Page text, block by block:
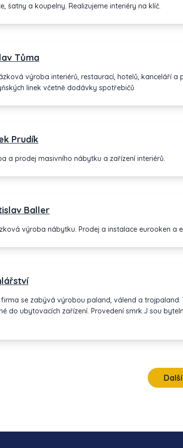
šatny a koupelny. Realizujeme interiéry na klíč.
Tůma
výroba interiérů, restaurací, hotelů, kanceláří a
linek včetně dodávky spotřebičů
Prudík
a prodej masivního nábytku a zařízení interiérů.
Baller
výroba nábytku. Prodej a instalace eurooken a
se zabývá výrobou paland, válend a trojpaland.
do ubytovacích zařízení. Provedení smrk.J sou